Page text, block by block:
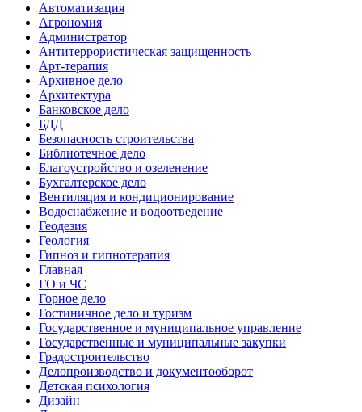
Автоматизация
Агрономия
Администратор
Антитеррористическая защищенность
Арт-терапия
Архивное дело
Архитектура
Банковское дело
БДД
Безопасность строительства
Библиотечное дело
Благоустройство и озеленение
Бухгалтерское дело
Вентиляция и кондиционирование
Водоснабжение и водоотведение
Геодезия
Геология
Гипноз и гипнотерапия
Главная
ГО и ЧС
Горное дело
Гостиничное дело и туризм
Государственное и муниципальное управление
Государственные и муниципальные закупки
Градостроительство
Делопроизводство и документооборот
Детская психология
Дизайн